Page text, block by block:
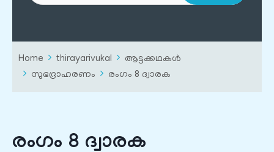
Home thirayarivukal
ആട്ടക്കഥകൾ
സുഭദ്രാഹരണം
രംഗം 8 ദ്വാരക
രംഗം 8 ദ്വാരക